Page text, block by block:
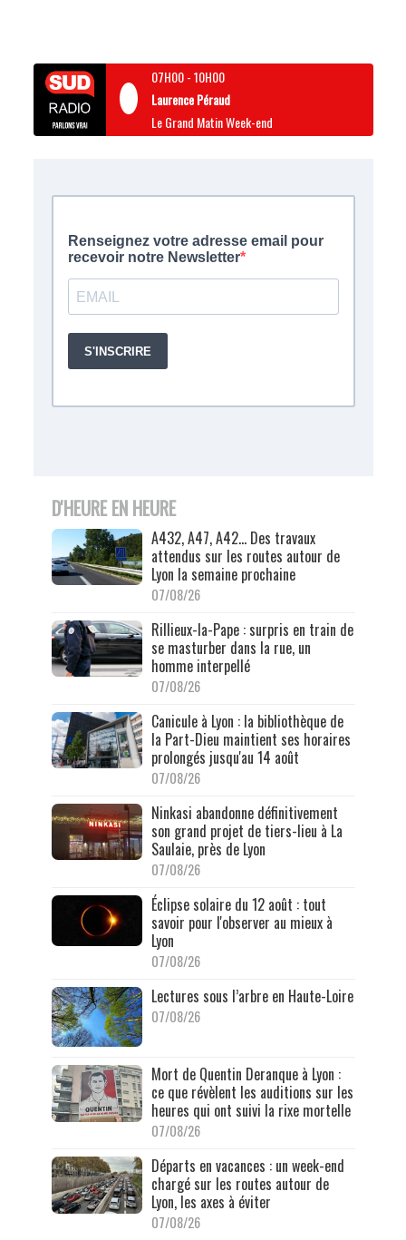
07H00-10H00
Laurence Péraud
Le Grand Matin Week-end
D'HEURE EN HEURE
A432, A47, A42… Des travaux
attendus sur les routes autour de
Lyon la semaine prochaine
07/08/26
Rillieux-la-Pape : surpris en train de
se masturber dans la rue, un
homme interpellé
07/08/26
Canicule à Lyon : la bibliothèque de
la Part-Dieu maintient ses horaires
prolongés jusqu'au 14 août
07/08/26
Ninkasi abandonne définitivement
son grand projet de tiers-lieu à La
Saulaie, près de Lyon
07/08/26
Éclipse solaire du 12 août : tout
savoir pour l'observer au mieux à
Lyon
07/08/26
Lectures sous l’arbre en Haute-Loire
07/08/26
Mort de Quentin Deranque à Lyon :
ce que révèlent les auditions sur les
heures qui ont suivi la rixe mortelle
07/08/26
Départs en vacances : un week-end
chargé sur les routes autour de
Lyon, les axes à éviter
07/08/26